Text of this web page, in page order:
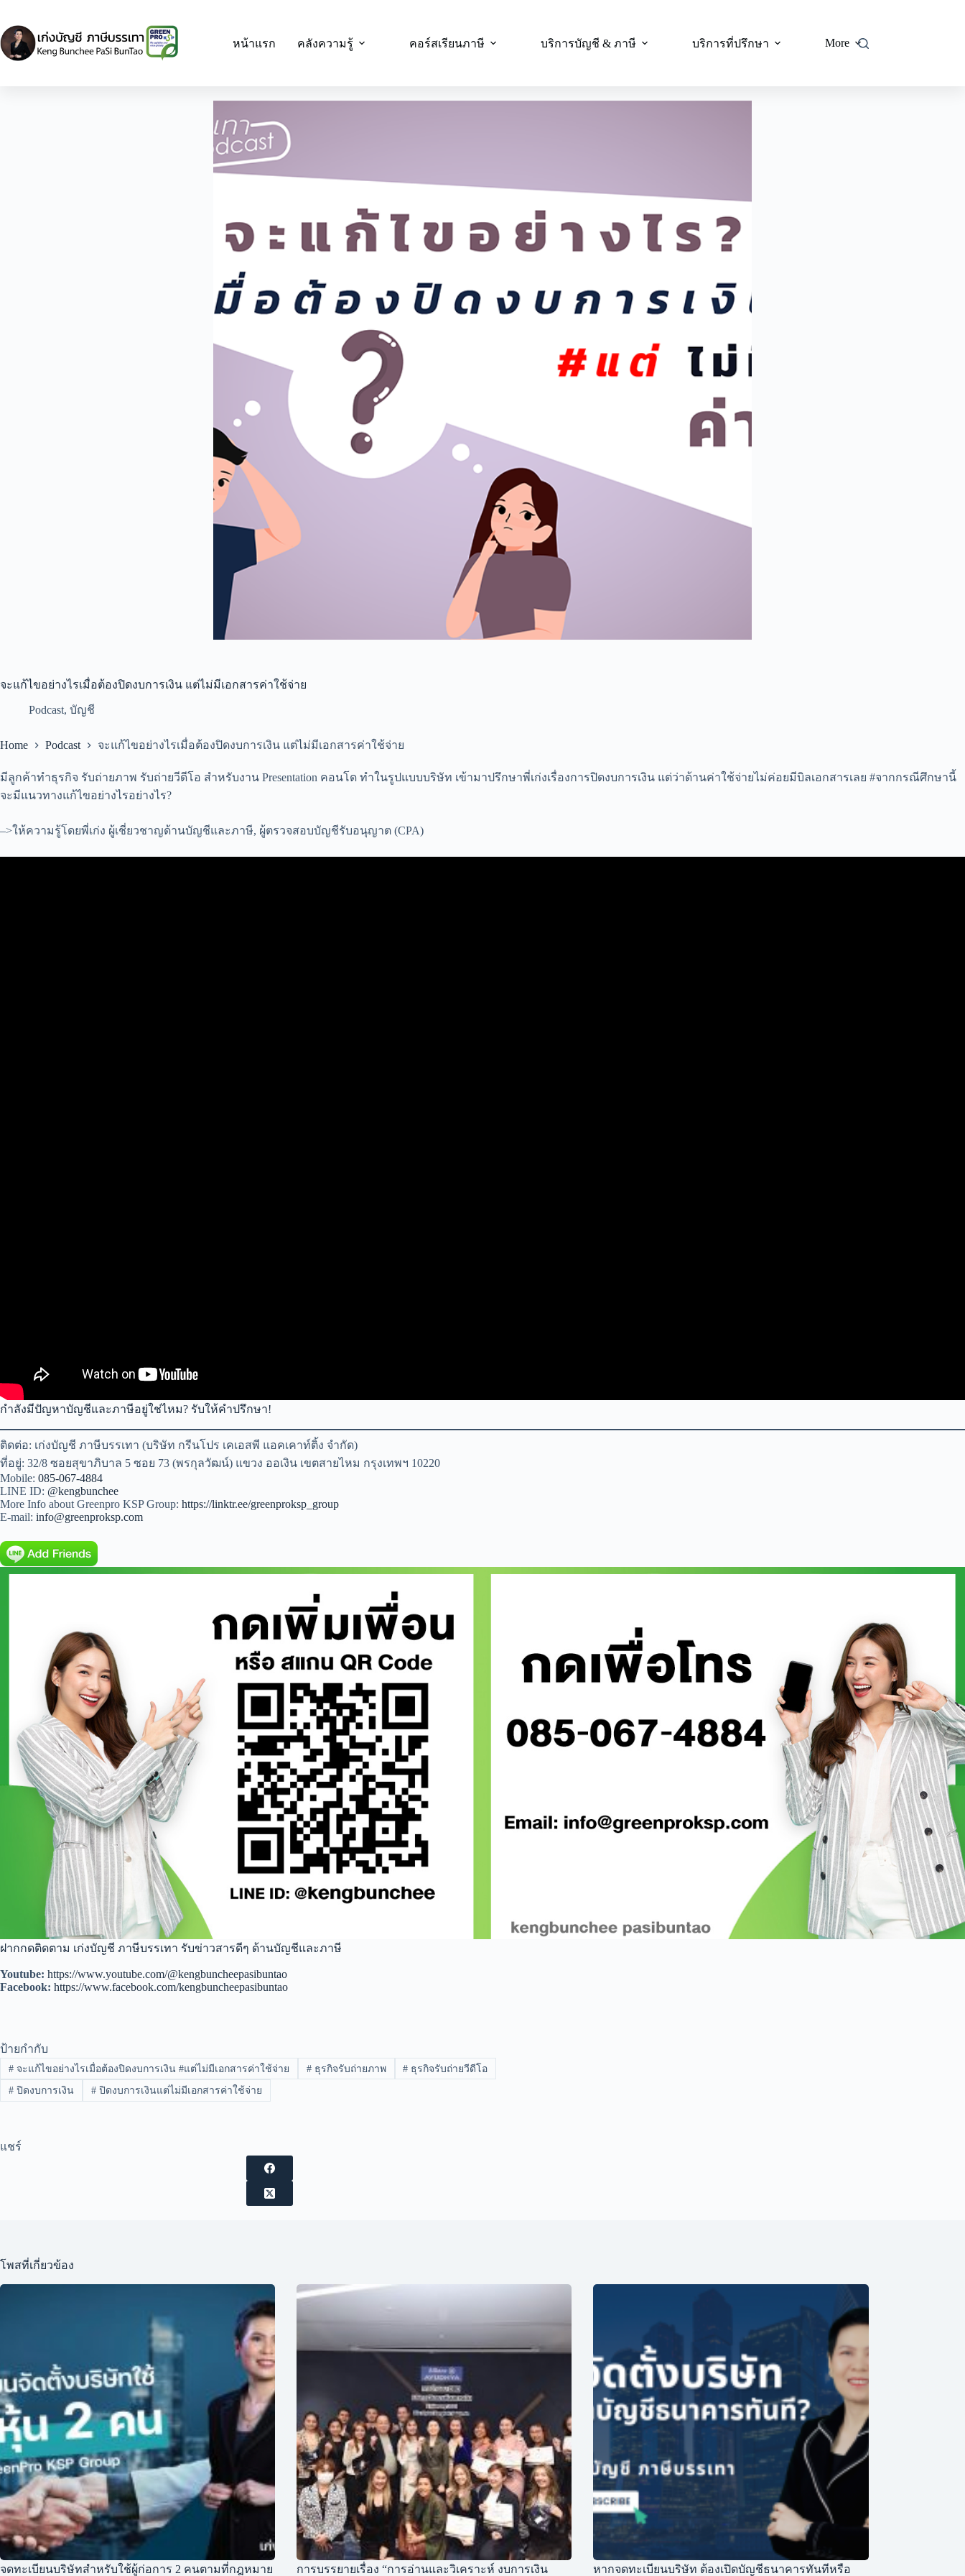
content
หน้าแรก
คลังความรู้ คอร์สเรียนภาษี บริการบัญชี & ภาษี บริการที่ปรึกษา More
จะแก้ไขอย่างไรเมื่อต้องปิดงบการเงิน แต่ไม่มีเอกสารค่าใช้จ่าย
Podcast, บัญชี
Home Podcast จะแก้ไขอย่างไรเมื่อต้องปิดงบการเงิน แต่ไม่มีเอกสารค่าใช้จ่าย
มีลูกค้าทำธุรกิจ รับถ่ายภาพ รับถ่ายวีดีโอ สำหรับงาน Presentation คอนโด ทำในรูปแบบบริษัท เข้ามาปรึกษาพี่เก่งเรื่องการปิดงบการเงิน แต่ว่าด้านค่าใช้จ่ายไม่ค่อยมีบิลเอกสารเลย #จากกรณีศึกษานี้
จะมีแนวทางแก้ไขอย่างไรอย่างไร?
–>ให้ความรู้โดยพี่เก่ง ผู้เชี่ยวชาญด้านบัญชีและภาษี, ผู้ตรวจสอบบัญชีรับอนุญาต (CPA)
กำลังมีปัญหาบัญชีและภาษีอยู่ใช่ไหม? รับให้คำปรึกษา!
ติดต่อ: เก่งบัญชี ภาษีบรรเทา (บริษัท กรีนโปร เคเอสพี แอคเคาท์ติ้ง จำกัด)
ที่อยู่: 32/8 ซอยสุขาภิบาล 5 ซอย 73 (พรกุลวัฒน์) แขวง ออเงิน เขตสายไหม กรุงเทพฯ 10220
Mobile: 085-067-4884
LINE ID: @kengbunchee
More Info about Greenpro KSP Group: https://linktr.ee/greenproksp_group
E-mail: info@greenproksp.com
ฝากกดติดตาม เก่งบัญชี ภาษีบรรเทา รับข่าวสารดีๆ ด้านบัญชีและภาษี
Youtube: https://www.youtube.com/@kengbuncheepasibuntao
Facebook: https://www.facebook.com/kengbuncheepasibuntao
ป้ายกำกับ
#จะแก้ไขอย่างไรเมื่อต้องปิดงบการเงิน #แต่ไม่มีเอกสารค่าใช้จ่าย #ธุรกิจรับถ่ายภาพ # ธุรกิจรับถ่ายวีดีโอ
#ปิดงบการเงิน #ปิดงบการเงินแต่ไม่มีเอกสารค่าใช้จ่าย
แชร์
โพสที่เกี่ยวข้อง
จดทะเบียนบริษัทสำหรับใช้ผู้ก่อการ 2 คนตามที่กฎหมาย การบรรยายเรื่อง “การอ่านและวิเคราะห์ งบการเงิน หากจดทะเบียนบริษัท ต้องเปิดบัญชีธนาคารทันทีหรือ